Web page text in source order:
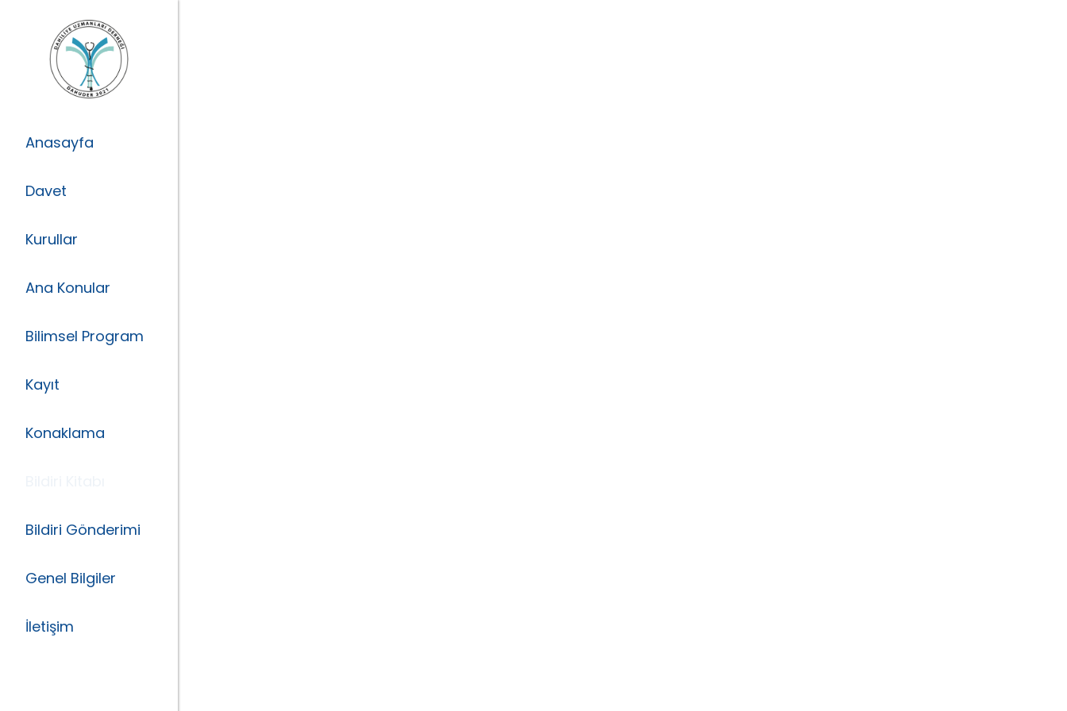
Anasayfa
Davet
Kurullar
Ana Konular
Bilimsel Program
Kayıt
Konaklama
Bildiri Gönderimi
Genel Bilgiler
İletişim